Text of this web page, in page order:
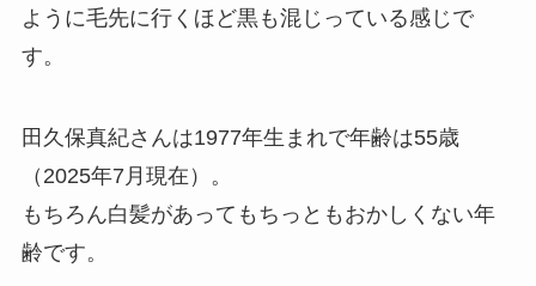
ように毛先に行くほど黒も混じっている感じで
す。
田久保真紀さんは1977年生まれで年齢は55歳
（2025年7月現在）。
もちろん白髪があってもちっともおかしくない年
齢です。